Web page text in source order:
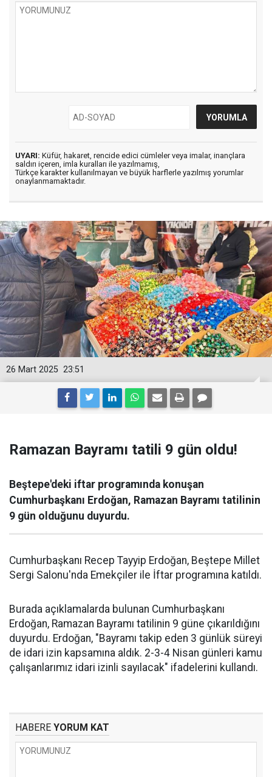
UYARI: Küfür, hakaret, rencide edici cümleler veya imalar, inançlara
saldırı içeren, imla kuralları ile yazılmamış,
Türkçe karakter kullanılmayan ve büyük harflerle yazılmış yorumlar
onaylanmamaktadır.
23:51
26 Mart 2025
Ramazan Bayramı tatili 9 gün oldu!
Beştepe'deki iftar programında konuşan
Cumhurbaşkanı Erdoğan, Ramazan Bayramı tatilinin
9 gün olduğunu duyurdu.
Cumhurbaşkanı Recep Tayyip Erdoğan, Beştepe Millet
Sergi Salonu'nda Emekçiler ile İftar programına katıldı.
Burada açıklamalarda bulunan Cumhurbaşkanı
Erdoğan, Ramazan Bayramı tatilinin 9 güne çıkarıldığını
duyurdu. Erdoğan, "Bayramı takip eden 3 günlük süreyi
de idari izin kapsamına aldık. 2-3-4 Nisan günleri kamu
çalışanlarımız idari izinli sayılacak" ifadelerini kullandı.
HABERE YORUM KAT